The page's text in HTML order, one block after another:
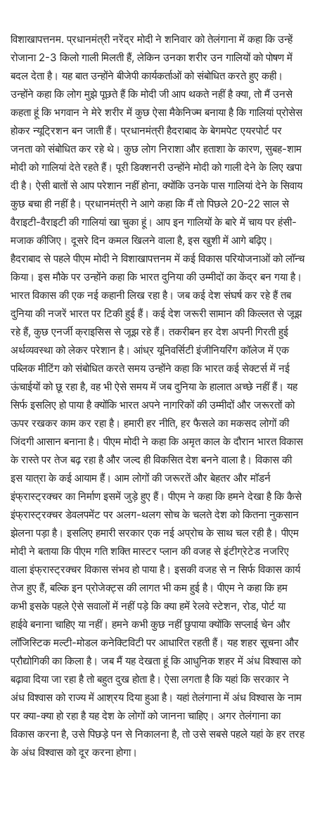
विशाखापत्तनम. प्रधानमंत्री नरेंद्र मोदी ने शनिवार को तेलंगाना में कहा कि उन्हें
रोजाना 2-3 किलो गाली मिलती हैं, लेकिन उनका शरीर उन गालियों को पोषण में
बदल देता है। यह बात उन्होंने बीजेपी कार्यकर्ताओं को संबोधित करते हुए कही।
उन्होंने कहा कि लोग मुझे पूछते हैं कि मोदी जी आप थकते नहीं है क्या, तो मैं उनसे
कहता हूं कि भगवान ने मेरे शरीर में कुछ ऐसा मैकेनिज्म बनाया है कि गालियां प्रोसेस
होकर न्यूट्रिशन बन जाती हैं। प्रधानमंत्री हैदराबाद के बेगमपेट एयरपोर्ट पर
जनता को संबोधित कर रहे थे। कुछ लोग निराशा और हताशा के कारण, सुबह-शाम
मोदी को गालियां देते रहते हैं। पूरी डिक्शनरी उन्होंने मोदी को गाली देने के लिए खपा
दी है। ऐसी बातों से आप परेशान नहीं होना, क्योंकि उनके पास गालियां देने के सिवाय
कुछ बचा ही नहीं है। प्रधानमंत्री ने आगे कहा कि मैं तो पिछले 20-22 साल से
वैराइटी-वैराइटी की गालियां खा चुका हूं। आप इन गालियों के बारे में चाय पर हंसी-
मजाक कीजिए। दूसरे दिन कमल खिलने वाला है, इस खुशी में आगे बढ़िए।
हैदराबाद से पहले पीएम मोदी ने विशाखापत्तनम में कई विकास परियोजनाओं को लॉन्च
किया। इस मौके पर उन्होंने कहा कि भारत दुनिया की उम्मीदों का केंद्र बन गया है।
भारत विकास की एक नई कहानी लिख रहा है। जब कई देश संघर्ष कर रहे हैं तब
दुनिया की नजरें भारत पर टिकी हुई हैं। कई देश जरूरी सामान की किल्लत से जूझ
रहे हैं, कुछ एनर्जी क्राइसिस से जूझ रहे हैं। तकरीबन हर देश अपनी गिरती हुई
अर्थव्यवस्था को लेकर परेशान है। आंध्र यूनिवर्सिटी इंजीनियरिंग कॉलेज में एक
पब्लिक मीटिंग को संबोधित करते समय उन्होंने कहा कि भारत कई सेक्टर्स में नई
ऊंचाईयों को छू रहा है, वह भी ऐसे समय में जब दुनिया के हालात अच्छे नहीं हैं। यह
सिर्फ इसलिए हो पाया है क्योंकि भारत अपने नागरिकों की उम्मीदों और जरूरतों को
ऊपर रखकर काम कर रहा है। हमारी हर नीति, हर फैसले का मकसद लोगों की
जिंदगी आसान बनाना है। पीएम मोदी ने कहा कि अमृत काल के दौरान भारत विकास
के रास्ते पर तेज बढ़ रहा है और जल्द ही विकसित देश बनने वाला है। विकास की
इस यात्रा के कई आयाम हैं। आम लोगों की जरूरतें और बेहतर और मॉडर्न
इंफ्रास्ट्रक्चर का निर्माण इसमें जुड़े हुए हैं। पीएम ने कहा कि हमने देखा है कि कैसे
इंफ्रास्ट्रक्चर डेवलपमेंट पर अलग-थलग सोच के चलते देश को कितना नुकसान
झेलना पड़ा है। इसलिए हमारी सरकार एक नई अप्रोच के साथ चल रही है। पीएम
मोदी ने बताया कि पीएम गति शक्ति मास्टर प्लान की वजह से इंटीग्रेटेड नजरिए
वाला इंफ्रास्ट्रक्चर विकास संभव हो पाया है। इसकी वजह से न सिर्फ विकास कार्य
तेज हुए हैं, बल्कि इन प्रोजेक्ट्स की लागत भी कम हुई है। पीएम ने कहा कि हम
कभी इसके पहले ऐसे सवालों में नहीं पड़े कि क्या हमें रेलवे स्टेशन, रोड, पोर्ट या
हाईवे बनाना चाहिए या नहीं। हमने कभी कुछ नहीं छुपाया क्योंकि सप्लाई चेन और
लॉजिस्टिक मल्टी-मोडल कनेक्टिविटी पर आधारित रहती हैं। यह शहर सूचना और
प्रौद्योगिकी का किला है। जब मैं यह देखता हूं कि आधुनिक शहर में अंध विश्वास को
बढ़ावा दिया जा रहा है तो बहुत दुख होता है। ऐसा लगता है कि यहां कि सरकार ने
अंध विश्वास को राज्य में आश्रय दिया हुआ है। यहां तेलंगाना में अंध विश्वास के नाम
पर क्या-क्या हो रहा है यह देश के लोगों को जानना चाहिए। अगर तेलंगाना का
विकास करना है, उसे पिछड़े पन से निकालना है, तो उसे सबसे पहले यहां के हर तरह
के अंध विश्वास को दूर करना होगा।